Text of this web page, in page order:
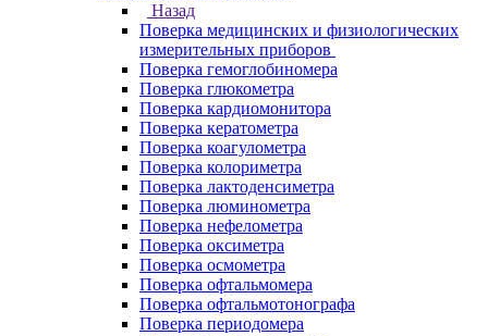
Назад
Поверка медицинских и физиологических
измерительных приборов
Поверка гемоглобиномера
Поверка глюкометра
Поверка кардиомонитора
Поверка кератометра
Поверка коагулометра
Поверка колориметра
Поверка лактоденсиметра
Поверка люминометра
Поверка нефелометра
Поверка оксиметра
Поверка осмометра
Поверка офтальмомера
Поверка офтальмотонографа
Поверка периодомера